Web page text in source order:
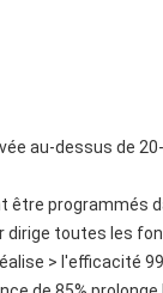
au-dessus de
être programmés
dirige toutes les
> l'efficacité